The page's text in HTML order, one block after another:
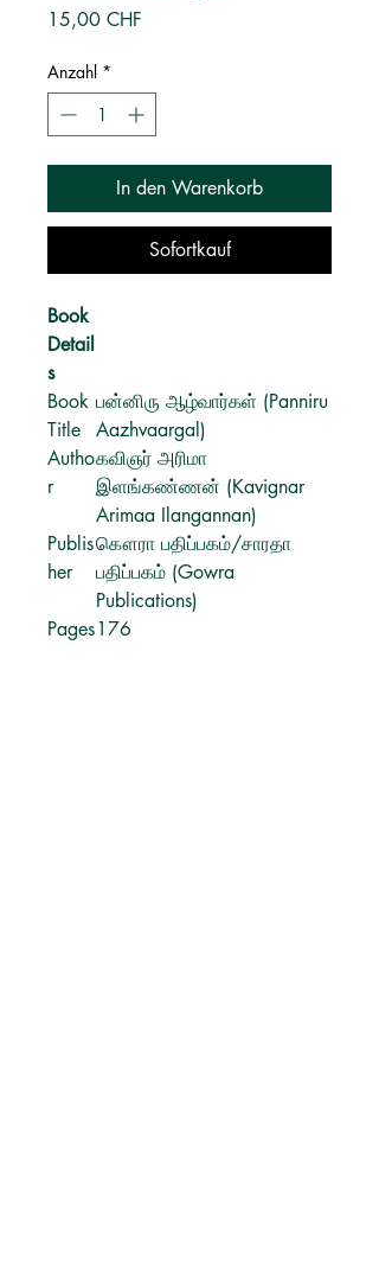
15,00 CHF
Anzahl *
In den Warenkorb
Sofortkauf
Book
Detail
s
Book
Title
பன்னிரு ஆழ்வார்கள் (Panniru
Aazhvaargal)
Autho
r
கவிஞர் அரிமா
இளங்கண்ணன் (Kavignar
Arimaa Ilangannan)
Publis
her
கௌரா பதிப்பகம்/சாரதா
பதிப்பகம் (Gowra
Publications)
Pages176